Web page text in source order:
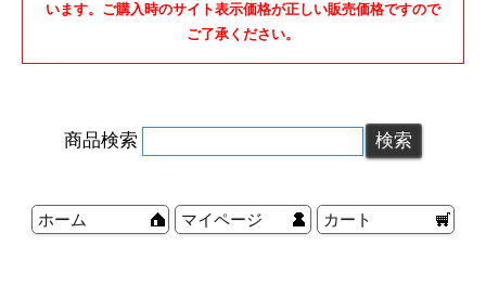
います。ご購入時のサイト表示価格が正しい販売価格ですので
ご了承ください。
商品検索
ホーム マイページ カート